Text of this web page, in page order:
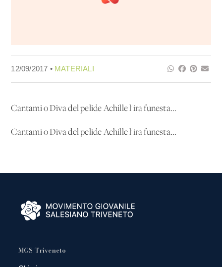
12/09/2017 • MATERIALI
Cantami o Diva del pelide Achille l'ira funesta...
Cantami o Diva del pelide Achille l'ira funesta...
MGS Triveneto